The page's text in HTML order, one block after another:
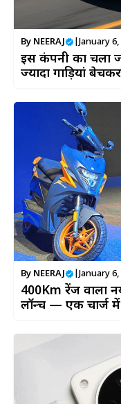
By NEERAJ January
इस कंपनी का चला
ज्यादा गाड़ियां
By NEERAJ |January
400Km रेंज वाला
लॉन्च — एक चार्ज